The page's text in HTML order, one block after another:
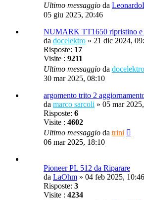
Ultimo messaggio da
05 giu 2025, 20:46
NUMARK TT1650 ripristino e
da docelektro » 21 dic 2024,
Risposte: 17
Visite : 9211
Ultimo messaggio da docelektro
30 mar 2025, 08:10
argomento trito 2
da marco sarcoli » 05 mar
Risposte: 6
Visite : 4602
Ultimo messaggio da trini
06 mar 2025, 18:10
Pioneer PL 512 da Riparare
da LaOhm » 04 feb 2025, 10:46
Risposte: 3
Visite : 4234